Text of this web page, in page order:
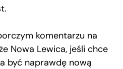
komentarzu na
Nowa Lewica, jeśli chce
być naprawdę nową